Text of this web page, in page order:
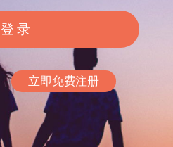
登 录
立即免费注册